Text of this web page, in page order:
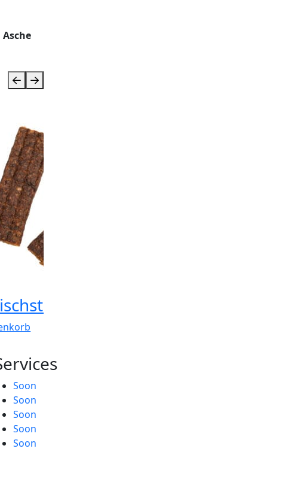
Soon
Soon
Soon
Soon
Soon